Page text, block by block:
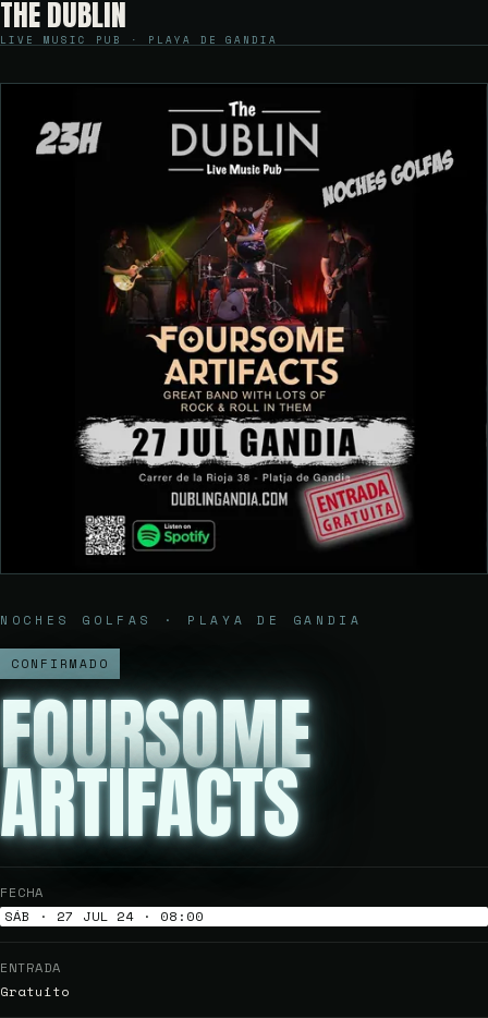
THE DUBLIN
LIVE MUSIC PUB · PLAYA DE GANDIA
NOCHES GOLFAS · PLAYA DE GANDIA
CONFIRMADO
FOURSOME
ARTIFACTS
FECHA
SÁB · 27 JUL 24 · 08:00
ENTRADA
Gratuito